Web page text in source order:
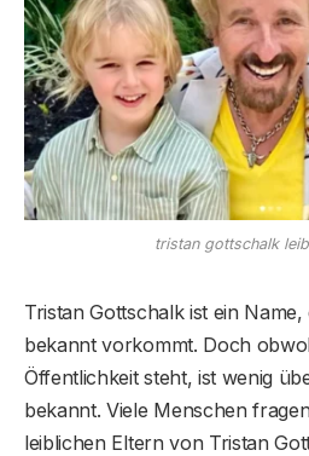
tristan gottschalk
Tristan Gottschalk ist ein
bekannt vorkommt. Doch
Öffentlichkeit steht, ist wenig
bekannt. Viele Menschen
leiblichen Eltern von Tristan